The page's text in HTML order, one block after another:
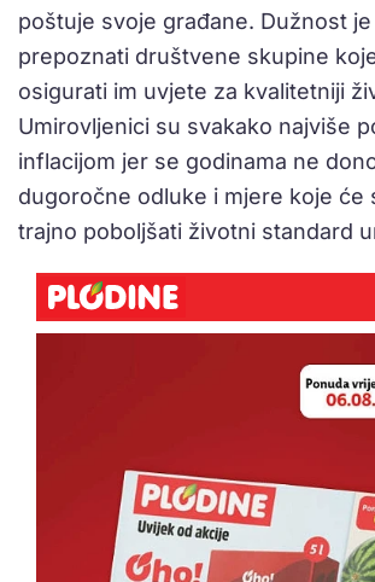
poštuje svoje građane. Dužnost
prepoznati društvene skupine
osigurati im uvjete za kvalitetniji
Umirovljenici su svakako najviše
inflacijom jer se godinama ne
dugoročne odluke i mjere koje će
trajno poboljšati životni standard